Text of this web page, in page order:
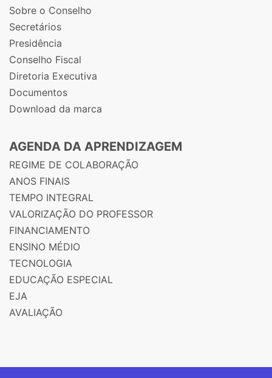
Sobre o Conselho
Secretários
Presidência
Conselho Fiscal
Diretoria Executiva
Documentos
Download da marca
AGENDA DA APRENDIZAGEM
REGIME DE COLABORAÇÃO
ANOS FINAIS
TEMPO INTEGRAL
VALORIZAÇÃO DO PROFESSOR
FINANCIAMENTO
ENSINO MÉDIO
TECNOLOGIA
EDUCAÇÃO ESPECIAL
EJA
AVALIAÇÃO